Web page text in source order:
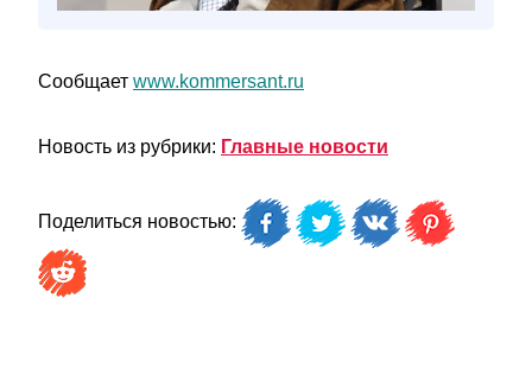
Сообщает www.kommersant.ru
Новость из рубрики: Главные новости
Поделиться новостью: